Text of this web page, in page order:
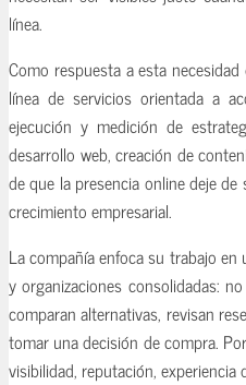
línea.
Como respuesta a esta
línea de servicios orientada a
ejecución y medición de
desarrollo web, creación de
de que la presencia online deje
crecimiento empresarial.
La compañía enfoca su trabajo
y organizaciones consolidadas:
comparan alternativas, revisan
tomar una decisión de compra.
visibilidad, reputación,